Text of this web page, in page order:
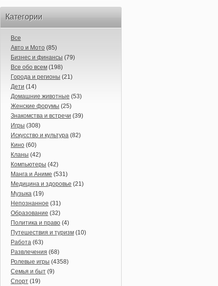
Категории
Все
Авто и Мото (85)
Бизнес и финансы (79)
Все обо всем (198)
Города и регионы (21)
Дети (14)
Домашние животные (53)
Женские форумы (25)
Знакомства и встречи (39)
Игры (308)
Искусство и культура (82)
Кино (60)
Кланы (42)
Компьютеры (42)
Манга и Аниме (531)
Медицина и здоровье (21)
Музыка (19)
Непознанное (31)
Образование (32)
Политика и право (4)
Путешествия и туризм (10)
Работа (63)
Развлечения (68)
Ролевые игры (4358)
Семья и быт (9)
Спорт (19)